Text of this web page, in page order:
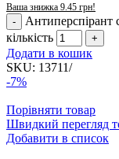
Ваша знижка 9.45 грн!
Антиперспірант
кількість
Додати в кошик
SKU: 13711/
-7%
Порівняти товар
Швидкий перегляд
Добавити в список